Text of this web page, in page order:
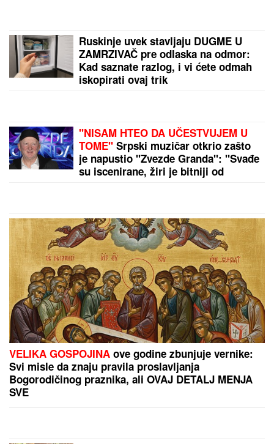
"DEVOJKA JE RADNICA U NJEGOVOJ FIRMI, PRAVI
BUREKE"Jovana Jeremić neće više da ćuti,
progovorila o Draganu Stankoviću i veridbi:
PREPORUKA ZA VAS
OGLASIO SE SLOBA RADANOVIĆ NAKON NAPADA
U BUDVIOtkrio šta se desilo sa taksistom: "Možda
ima neke probleme"